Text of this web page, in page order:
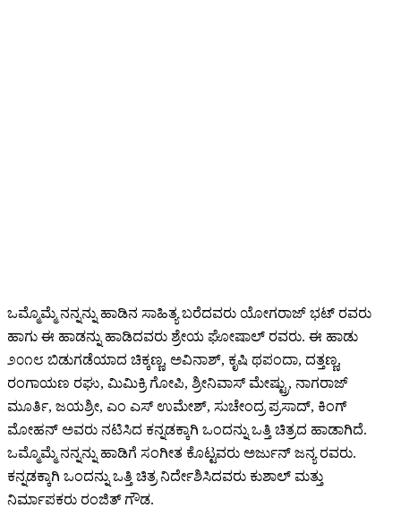
ಒಮ್ಮೊಮ್ಮೆ ನನ್ನನ್ನು ಹಾಡಿನ ಸಾಹಿತ್ಯ ಬರೆದವರು ಯೋಗರಾಜ್ ಭಟ್ ರವರು
ಹಾಗು ಈ ಹಾಡನ್ನು ಹಾಡಿದವರು ಶ್ರೇಯ ಘೋಷಾಲ್ ರವರು. ಈ ಹಾಡು
೨೦೧೮ ಬಿಡುಗಡೆಯಾದ ಚಿಕ್ಕಣ್ಣ, ಅವಿನಾಶ್, ಕೃಷಿ ಥಪಂದಾ, ದತ್ತಣ್ಣ,
ರಂಗಾಯಣ ರಘು, ಮಿಮಿಕ್ರಿ ಗೋಪಿ, ಶ್ರೀನಿವಾಸ್ ಮೇಷ್ಟ್ರು, ನಾಗರಾಜ್
ಮೂರ್ತಿ, ಜಯಶ್ರೀ, ಎಂ ಎಸ್ ಉಮೇಶ್, ಸುಚೇಂದ್ರ ಪ್ರಸಾದ್, ಕಿಂಗ್
ಮೋಹನ್ ಅವರು ನಟಿಸಿದ ಕನ್ನಡಕ್ಕಾಗಿ ಒಂದನ್ನು ಒತ್ತಿ ಚಿತ್ರದ ಹಾಡಾಗಿದೆ.
ಒಮ್ಮೊಮ್ಮೆ ನನ್ನನ್ನು ಹಾಡಿಗೆ ಸಂಗೀತ ಕೊಟ್ಟವರು ಅರ್ಜುನ್ ಜನ್ಯ ರವರು.
ಕನ್ನಡಕ್ಕಾಗಿ ಒಂದನ್ನು ಒತ್ತಿ ಚಿತ್ರ ನಿರ್ದೇಶಿಸಿದವರು ಕುಶಾಲ್ ಮತ್ತು
ನಿರ್ಮಾಪಕರು ರಂಜಿತ್ ಗೌಡ.